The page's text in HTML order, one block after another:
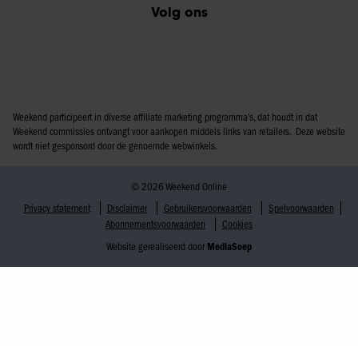
Volg ons
Weekend participeert in diverse affiliate marketing programma’s, dat houdt in dat
Weekend commissies ontvangt voor aankopen middels links van retailers. Deze website
wordt niet gesponsord door de genoemde webwinkels.
© 2026 Weekend Online
Privacy statement
Disclaimer Gebruikersvoorwaarden
Spelvoorwaarden
Abonnementsvoorwaarden
Cookies
Website gerealiseerd door MediaSoep